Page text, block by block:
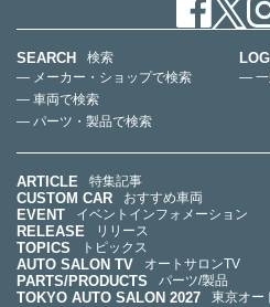
SEARCH
検索
— メーカー・ショップで検索
— 車両で検索
— パーツ・製品で検索
— 一
ARTICLE 特集記事
CUSTOM CAR おすすめ車両
EVENT イベントインフォメーション
RELEASE リリース
TOPICS トピックス
AUTO SALON TV オートサロンTV
PARTS/PRODUCTS パーツ/製品
TOKYO AUTO SALON 2027 東京オー